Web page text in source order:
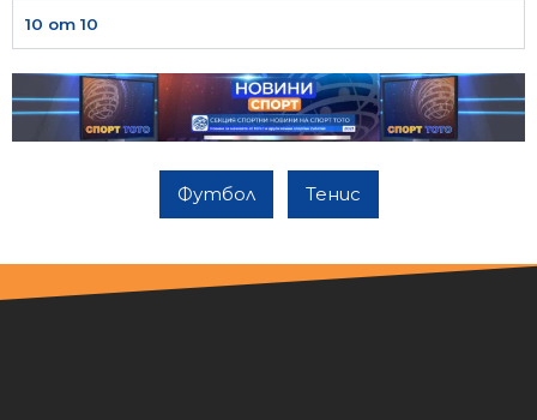
10 от 10
Футбол Тенис